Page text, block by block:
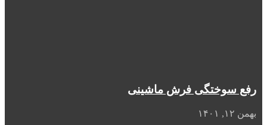
رفع سوختگی فرش ماشینی
بهمن ۱۲, ۱۴۰۱